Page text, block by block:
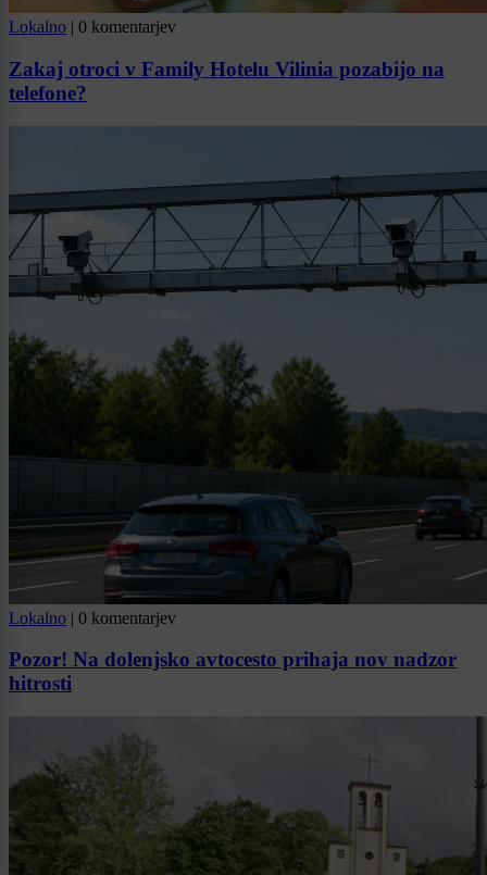
Lokalno | 0 komentarjev
Zakaj otroci v Family Hotelu Vilinia pozabijo na
telefone?
Lokalno | 0 komentarjev
Pozor! Na dolenjsko avtocesto prihaja nov nadzor
hitrosti